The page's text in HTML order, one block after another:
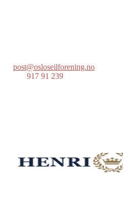
post@osloseilforening.no
917 91 239